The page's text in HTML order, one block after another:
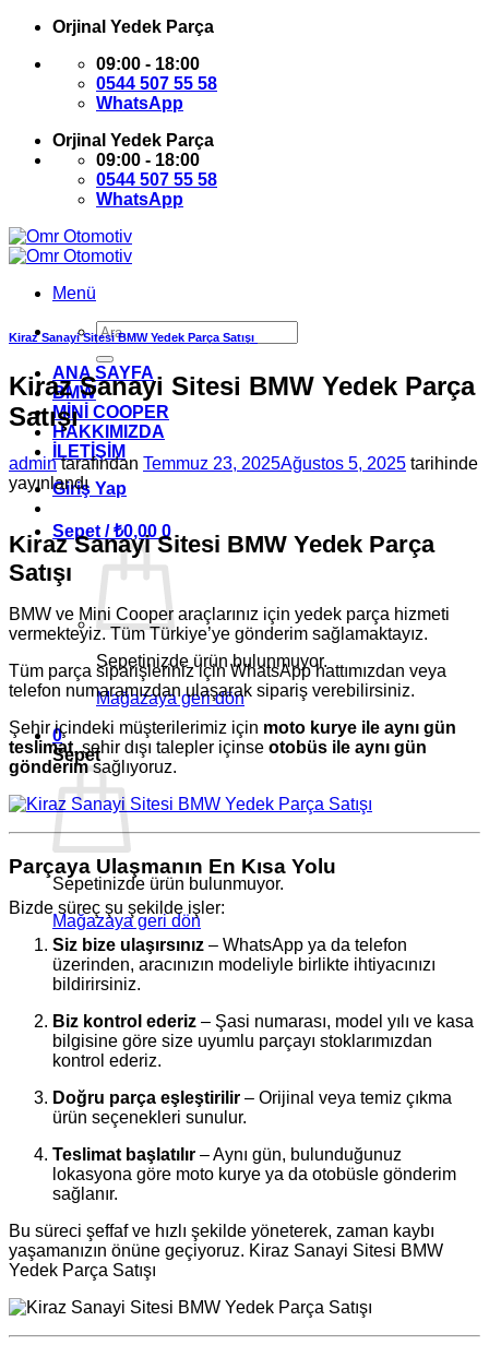
İçeriğeOrjinal Yedek Parça
09:00 - 18:00
0544 507 55 58
WhatsApp
Orjinal Yedek Parça
09:00 - 18:00
0544 507 55 58
WhatsApp
Menü
Ara:
ANA SAYFA
BMW
MİNİ COOPER
HAKKIMIZDA
İLETİŞİM
Giriş Yap
Sepet /₺0,00 0
Sepetinizde ürün bulunmuyor.
Mağazaya geri dön
0
Sepet
Sepetinizde ürün bulunmuyor.
Mağazaya geri dön
Kiraz Sanayi Sitesi BMW Yedek Parça Satışı
Kiraz Sanayi Sitesi BMW Yedek Parça
Satışı
admintarafından Temmuz 23, 2025Ağustos 5, 2025 tarihinde
yayınlandı
Kiraz Sanayi Sitesi BMW Yedek Parça
Satışı
BMW ve Mini Cooper araçlarınız için yedek parça hizmeti
vermekteyiz. Tüm Türkiye’ye gönderim sağlamaktayız.
Tüm parça siparişleriniz için WhatsApp hattımızdan veya
telefon numaramızdan ulaşarak sipariş verebilirsiniz.
Şehir içindeki müşterilerimiz için moto kurye ile aynı gün
teslimat, şehir dışı talepler içinse otobüs ile aynı gün
gönderimsağlıyoruz.
Parçaya Ulaşmanın En Kısa Yolu
Bizde süreç şu şekilde işler:
Siz bize ulaşırsınız – WhatsApp ya da telefon
üzerinden, aracınızın modeliyle birlikte ihtiyacınızı
bildirirsiniz.
Biz kontrol ederiz – Şasi numarası, model yılı ve kasa
bilgisine göre size uyumlu parçayı stoklarımızdan
kontrol ederiz.
Doğru parça eşleştirilir – Orijinal veya temiz çıkma
ürün seçenekleri sunulur.
Teslimat başlatılır – Aynı gün, bulunduğunuz
lokasyona göre moto kurye ya da otobüsle gönderim
sağlanır.
Bu süreci şeffaf ve hızlı şekilde yöneterek, zaman kaybı
yaşamanızın önüne geçiyoruz. Kiraz Sanayi Sitesi BMW
Yedek Parça Satışı